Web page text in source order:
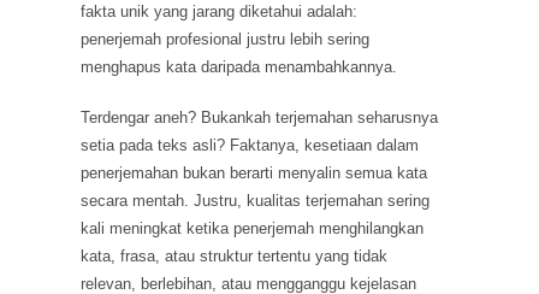
fakta unik yang jarang diketahui adalah:
penerjemah profesional justru lebih sering
menghapus kata daripada menambahkannya.
Terdengar aneh? Bukankah terjemahan seharusnya
setia pada teks asli? Faktanya, kesetiaan dalam
penerjemahan bukan berarti menyalin semua kata
secara mentah. Justru, kualitas terjemahan sering
kali meningkat ketika penerjemah menghilangkan
kata, frasa, atau struktur tertentu yang tidak
relevan, berlebihan, atau mengganggu kejelasan